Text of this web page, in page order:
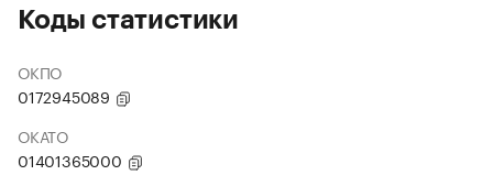
Коды статистики
ОКПО
0172945089
ОКАТО
01401365000